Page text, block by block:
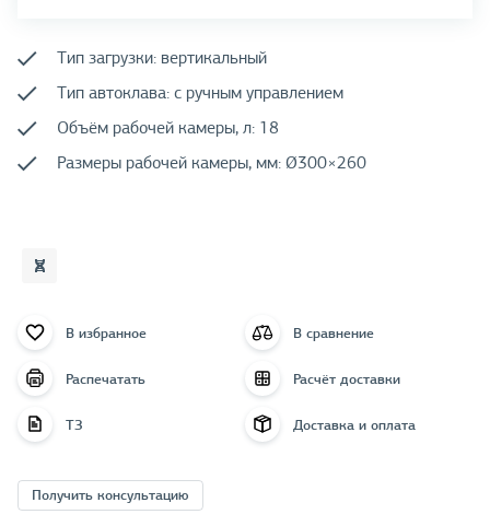
Тип загрузки: вертикальный
Тип автоклава: с ручным управлением
Объём рабочей камеры, л: 18
Размеры рабочей камеры, мм: Ø300×260
В избранное В сравнение
Распечатать Расчёт доставки
ТЗ Доставка и оплата
Получить консультацию